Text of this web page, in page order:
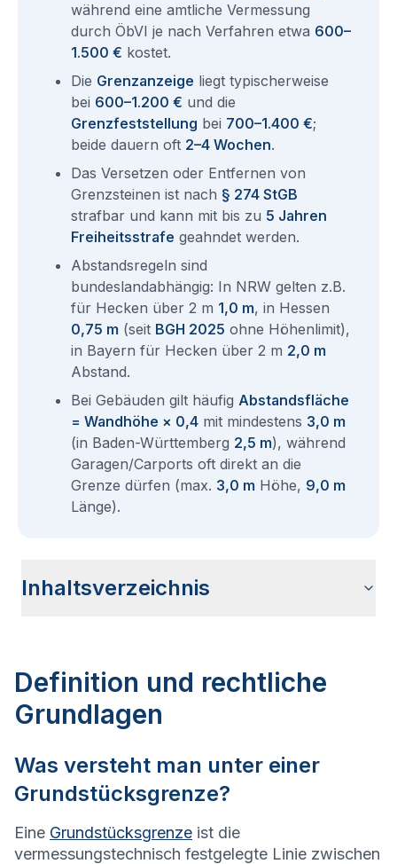
während eine amtliche Vermessung
durch ÖbVI je nach Verfahren etwa 600–
1.500 € kostet.
Die Grenzanzeige liegt typischerweise
bei 600–1.200 € und die
Grenzfeststellung bei 700–1.400 €;
beide dauern oft 2–4 Wochen.
Das Versetzen oder Entfernen von
Grenzsteinen ist nach § 274 StGB
strafbar und kann mit bis zu 5 Jahren
Freiheitsstrafe geahndet werden.
Abstandsregeln sind
bundeslandabhängig: In NRW gelten z.B.
für Hecken über 2 m 1,0 m, in Hessen
0,75 m (seit BGH 2025 ohne Höhenlimit),
in Bayern für Hecken über 2 m 2,0 m
Abstand.
Bei Gebäuden gilt häufig Abstandsfläche
= Wandhöhe × 0,4 mit mindestens 3,0 m
(in Baden-Württemberg 2,5 m), während
Garagen/Carports oft direkt an die
Grenze dürfen (max. 3,0 m Höhe, 9,0 m
Länge).
Inhaltsverzeichnis
Definition und rechtliche
Grundlagen
Was versteht man unter einer
Grundstücksgrenze?
Eine Grundstücksgrenze ist die
vermessungstechnisch festgelegte Linie zwischen